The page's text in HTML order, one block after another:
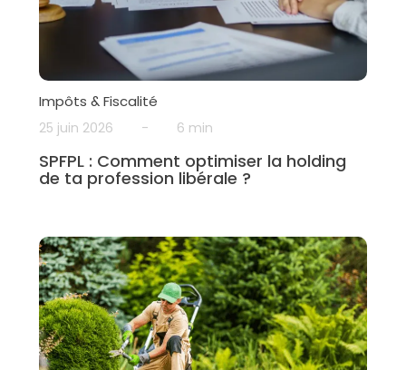
Impôts & Fiscalité
25 juin 2026 - 6 min
SPFPL : Comment optimiser la holding
de ta profession libérale ?